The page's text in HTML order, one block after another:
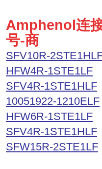
Amphenol连
号-商
SFV10R-
HFW4R-1STE1LF
SFV4R-1STE1HLF
10051922-1210ELF
HFW6R-1STE1LF
SFV4R-1STE1HLF
SFW15R-2STE1LF